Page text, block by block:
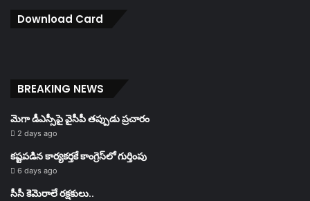
Download Card
BREAKING NEWS
మెగా డీఎస్సీపై వైసీపీ తప్పుడు ప్రచారం
2 days ago
కష్టపడిన కార్యకర్తకే కాంగ్రెస్‌లో గుర్తింపు
6 days ago
సీసీ కెమెరాలే రక్షకులు..